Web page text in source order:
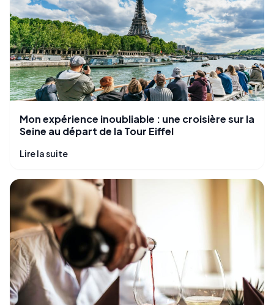
Mon expérience inoubliable : une croisière sur la
Seine au départ de la Tour Eiffel
Lire la suite